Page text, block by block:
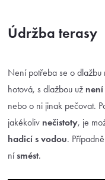
Údržba terasy
Není potřeba se o dlažbu
hotová, s dlažbou už
nebo o ni jinak pečovat.
jakékoliv nečistoty, je
hadicí s vodou.
nísmést.